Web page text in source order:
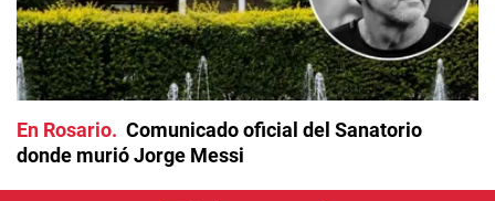
En Rosario
Comunicado oficial del Sanatorio
donde murió Jorge Messi